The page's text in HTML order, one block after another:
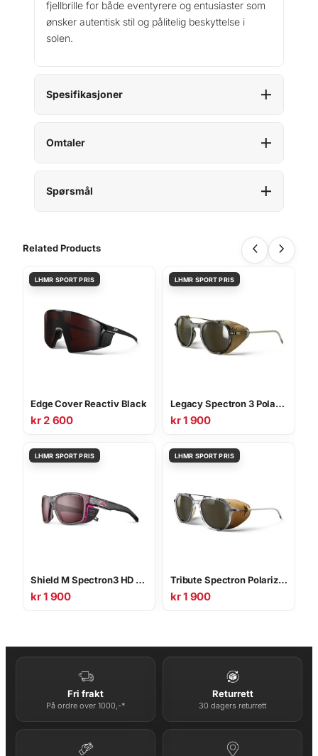
fjellbrille for både eventyrere og entusiaster som
ønsker autentisk stil og pålitelig beskyttelse i
solen.
Spesifikasjoner
Omtaler
Spørsmål
Related Products
Edge Cover Reactiv Black
kr2 600
Legacy Spectron 3 Polarized
kr1 900
Shield M Spectron3 HD Polarized
kr1 900
Tribute Spectron Polarized
kr1 900
Fri frakt
På ordre over 1000,-*
Returrett
30 dagers returrett